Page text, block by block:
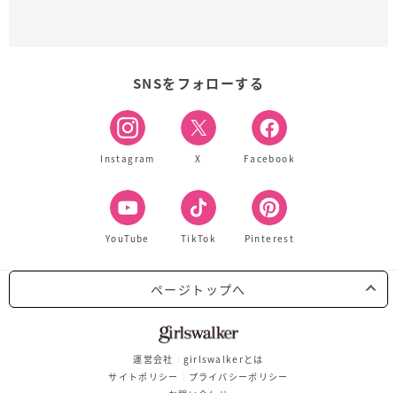
SNSをフォローする
Instagram X Facebook
YouTube TikTok Pinterest
ページトップへ
運営会社
girlswalkerとは
サイトポリシー
プライバシーポリシー